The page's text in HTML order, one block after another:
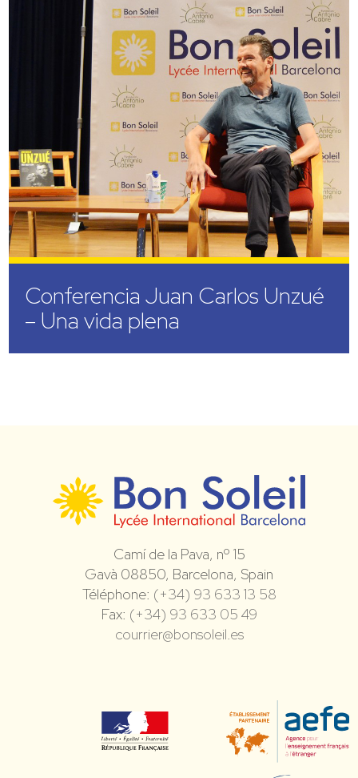
Conferencia Juan Carlos Unzué
– Una vida plena
Camí de la Pava, nº 15
Gavà 08850, Barcelona, Spain
Téléphone: (+34) 93 633 13 58
Fax: (+34) 93 633 05 49
courrier@bonsoleil.es